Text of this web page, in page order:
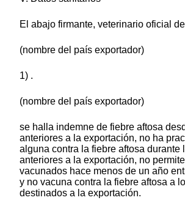
El abajo firmante, veterinario oficial
(nombre del país exportador)
1) .
(nombre del país exportador)
se halla indemne de fiebre aftosa
anteriores a la exportación, no ha
alguna contra la fiebre aftosa durante
anteriores a la exportación, no
vacunados hace menos de un año
y no vacuna contra la fiebre aftosa a
destinados a la exportación.